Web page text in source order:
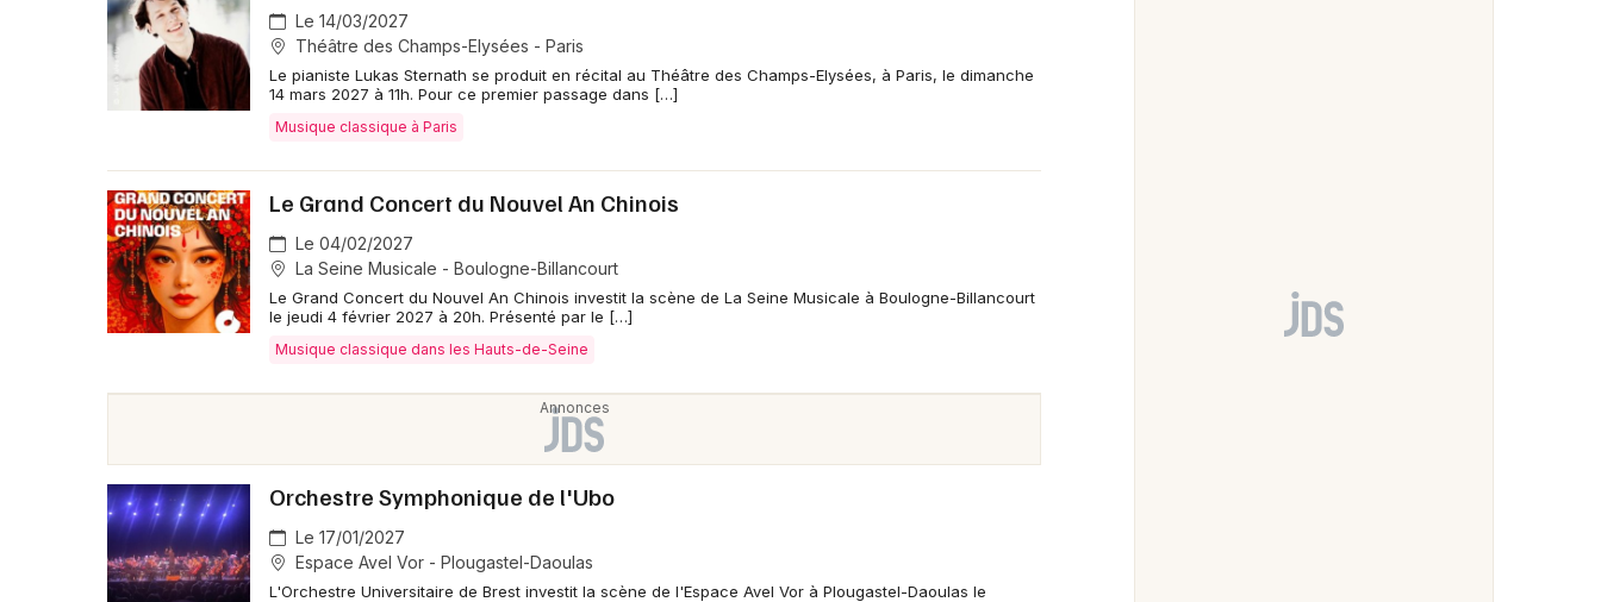
FAQ - Sergueï Rachmaninov (compositeur)
🗓️ Quand ont eu lieu les concerts Sergueï Rachmaninov (compositeur) en 2025 ?
Des hommages à Rachmaninov ont eu lieu en 2025, avec une date confirmée le 15/11/2025 au Temple
🎟️ Comment réservait-on les billets pour les concerts Rachmaninov en 2025 ?
On réservait les places via la billetterie dédiée : . Les tarifs avaient commencé à 7€ pour les étudiants et
étaient montés jusqu’à 33€ pour les meilleures places ; la demande avait été forte, il avait été conseillé de
réserver rapidement. Les billets avaient été en vente sur les plateformes habituelles.
📍 Où se déroulaient les concerts Sergueï Rachmaninov (compositeur) en 2025 ?
🎼 Quoi entendait-on pendant ces concerts-hommage à Rachmaninov ?
On entendait des œuvres romantiques pour piano de Rachmaninov, souvent des Préludes, Études-tableaux,
Moments musicaux et autres pièces emblématiques, interprétées par des pianistes contemporains avec une
grande virtuosité et une forte expressivité.
Le 14/03/2027
Théâtre des Champs-Elysées - Paris
Le pianiste Lukas Sternath se produit en récital au Théâtre des Champs-Elysées, à Paris, le dimanche
14 mars 2027 à 11h. Pour ce premier passage dans […]
Musique classique à Paris
Le Grand Concert du Nouvel An Chinois
Le 04/02/2027
La Seine Musicale - Boulogne-Billancourt
Le Grand Concert du Nouvel An Chinois investit la scène de La Seine Musicale à Boulogne-Billancourt
le jeudi 4 février 2027 à 20h. Présenté par le […]
Musique classique dans les Hauts-de-Seine
Orchestre Symphonique de l'Ubo
Le 17/01/2027
Espace Avel Vor - Plougastel-Daoulas
L'Orchestre Universitaire de Brest investit la scène de l'Espace Avel Vor à Plougastel-Daoulas le